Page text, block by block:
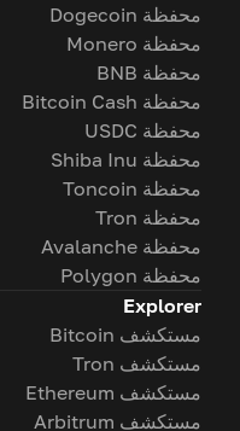
محفظة Dogecoin
محفظة Monero
محفظة BNB
محفظة Bitcoin Cash
محفظة USDC
محفظة Shiba Inu
محفظة Toncoin
محفظة Tron
محفظة Avalanche
محفظة Polygon
Explorer
مستكشف Bitcoin
مستكشف Tron
مستكشف Ethereum
مستكشف Arbitrum